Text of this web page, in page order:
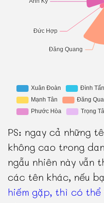
PS: ngay cả những
không cao trong
ngẫu nhiên này vẫn
các tên khác, nếu
hiếm gặp, thì có thể